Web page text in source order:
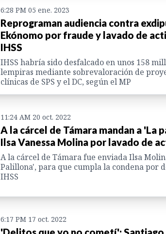
6:28 PM 05 ene. 2023
Reprograman audiencia contra
Ekónomo por fraude y lavado de
IHSS
IHSS habría sido desfalcado en unos 158
lempiras mediante sobrevaloración de
clínicas de SPS y el DC, según el MP
11:24 AM 20 oct. 2022
A la cárcel de Támara mandan a 'La
Ilsa Vanessa Molina por lavado de
A la cárcel de Támara fue enviada Ilsa
Palillona', para que cumpla la condena por
IHSS
6:17 PM 17 oct. 2022